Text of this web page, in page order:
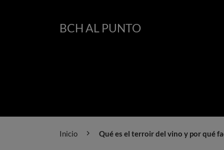
BCH AL PUNTO
Inicio Qué es el terroir del vino y por qué